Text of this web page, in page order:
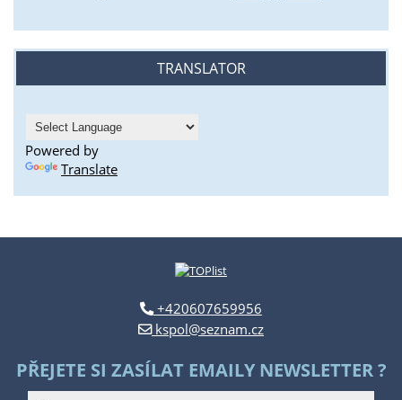
TRANSLATOR
Powered by
Translate
+420607659956
kspol@seznam.cz
PŘEJETE SI ZASÍLAT EMAILY NEWSLETTER ?